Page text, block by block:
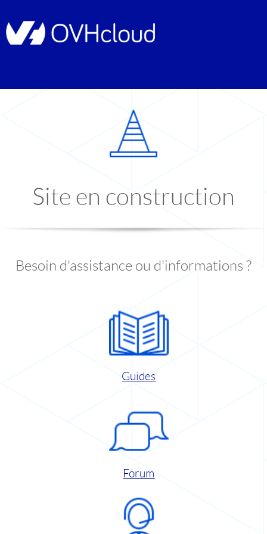
Site en construction
Besoin d'assistance ou d'informations ?
Guides
Forum